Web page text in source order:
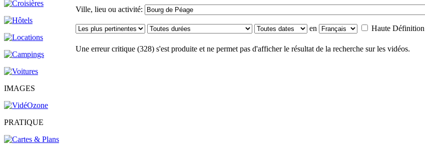
IMAGES
PRATIQUE
Ville, lieu ou activité:
en Haute Définition
Une erreur critique (328) s'est produite et ne permet pas d'afficher le résultat de la recherche sur les vidéos.